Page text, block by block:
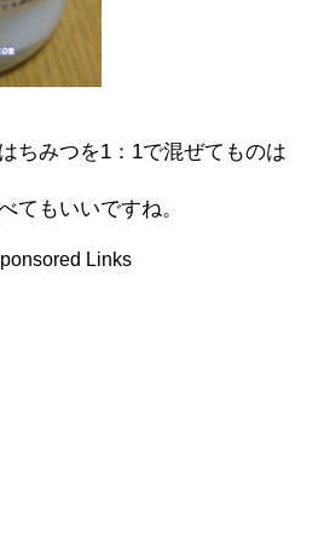
ちみつを1：1で混ぜてものは
てもいいですね。
Links